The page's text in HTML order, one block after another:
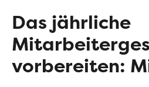
Das jährliche
vorbereiten: